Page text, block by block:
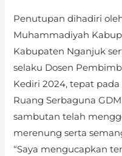
Penutupan dihadiri
Muhammadiyah
Kabupaten Nganjuk
selaku Dosen
Kediri 2024, tepat
Ruang Serbaguna
sambutan telah
merenung serta
“Saya mengucapkan